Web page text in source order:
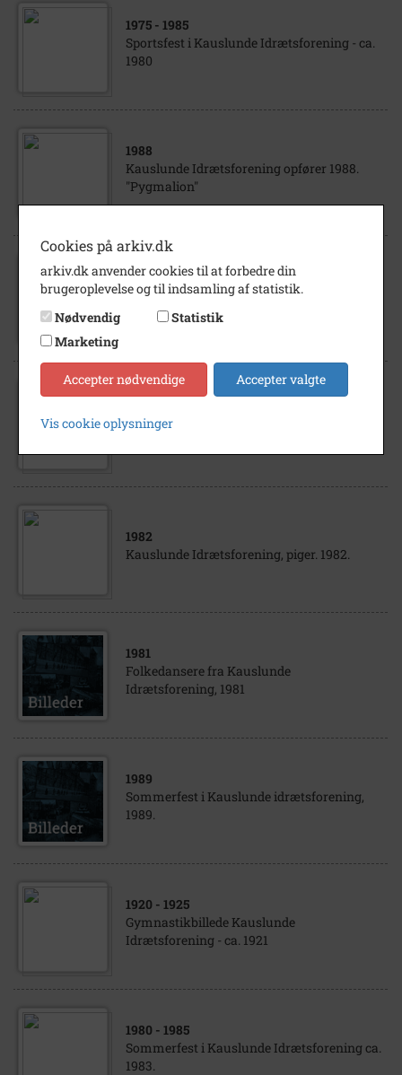
1975 - 1985
Sportsfest i Kauslunde Idrætsforening - ca.
1980
1988
Kauslunde Idrætsforening opfører 1988.
"Pygmalion"
1989
Sommerfest i Kauslunde Idrætsforening,
1988
Kauslunde Idrætsforening opfører 1988
1982
Kauslunde Idrætsforening, piger. 1982.
1981
Folkedansere fra Kauslunde
Idrætsforening, 1981
1989
Sommerfest i Kauslunde idrætsforening,
1989.
1920 - 1925
Gymnastikbillede Kauslunde
Idrætsforening - ca. 1921
1980 - 1985
Sommerfest i Kauslunde Idrætsforening ca.
1983.
Cookies på arkiv.dk
arkiv.dk anvender cookies til at forbedre din
brugeroplevelse og til indsamling af statistik.
Nødvendig
Statistik
Marketing
Accepter nødvendige Accepter valgte
Vis cookie oplysninger